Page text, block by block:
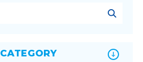
CATEGORY